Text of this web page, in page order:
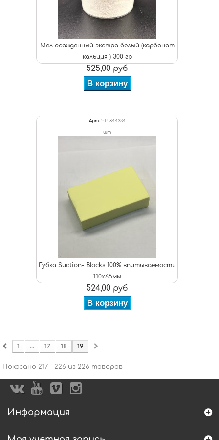
Мел осажденный экстра белый (карбонат
кальция ) 300 гр
525,00 руб
В корзину
Арт: ЧР-844334
шт
Губка Suction- Blocks 100% впитываемость
110х65мм
524,00 руб
В корзину
1 ... 17 18 19
Показано 217 - 226 из 226 товаров
Информация